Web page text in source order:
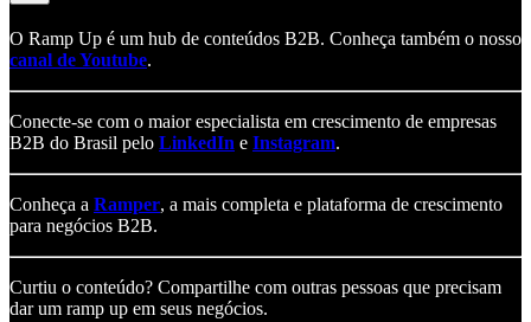
O Ramp Up é um hub de conteúdos B2B. Conheça também o nosso
canal de Youtube.
Conecte-se com o maior especialista em crescimento de empresas
B2B do Brasil pelo LinkedIn e Instagram.
Conheça a Ramper, a mais completa e plataforma de crescimento
para negócios B2B.
Curtiu o conteúdo? Compartilhe com outras pessoas que precisam
dar um ramp up em seus negócios.